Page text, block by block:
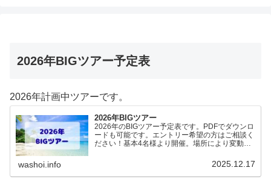
2026年BIGツアー予定表
2026年計画中ツアーです。
2026年BIGツアー
2026年のBIGツアー予定表です。PDFでダウンロ
ードも可能です。エントリー希望の方はご相談く
ださい！基本4名様より開催。場所により変動あ
（12.19更新）ダウンロードPDFでアップロード
washoi.info 2025.12.17